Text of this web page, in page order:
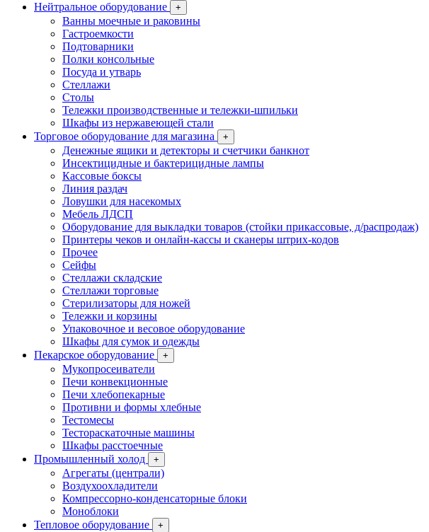
Нейтральное оборудование
+
Ванны моечные и раковины
Гастроемкости
Подтоварники
Полки консольные
Посуда и утварь
Стеллажи
Столы
Тележки производственные и тележки-шпильки
Шкафы из нержавеющей стали
Торговое оборудование для магазина
+
Денежные ящики и детекторы и счетчики банкнот
Инсектицидные и бактерицидные лампы
Кассовые боксы
Линия раздач
Ловушки для насекомых
Мебель ЛДСП
Оборудование для выкладки товаров (стойки прикассовые, д/распродаж)
Принтеры чеков и онлайн-кассы и сканеры штрих-кодов
Прочее
Сейфы
Стеллажи складские
Стеллажи торговые
Стерилизаторы для ножей
Тележки и корзины
Упаковочное и весовое оборудование
Шкафы для сумок и одежды
Пекарское оборудование
+
Мукопросеиватели
Печи конвекционные
Печи хлебопекарные
Противни и формы хлебные
Тестомесы
Тестораскаточные машины
Шкафы расстоечные
Промышленный холод
+
Агрегаты (централи)
Воздухоохладители
Компрессорно-конденсаторные блоки
Моноблоки
Тепловое оборудование
+